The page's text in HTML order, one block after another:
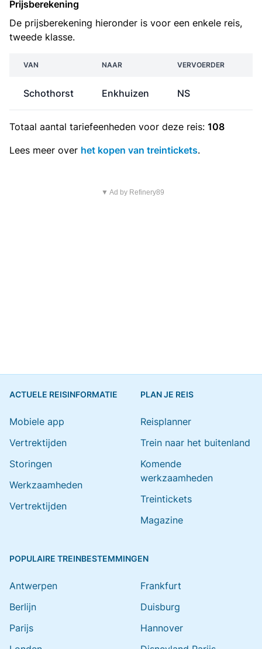
Prijsberekening
De prijsberekening hieronder is voor een enkele reis,
tweede klasse.
VAN NAAR VERVOERDER
Schothorst Enkhuizen NS
Totaal aantal tariefeenheden voor deze reis: 108
Lees meer over het kopen van treintickets.
▼ Ad by Refinery89
ACTUELE REISINFORMATIE
Mobiele app
Vertrektijden
Storingen
Werkzaamheden
Vertrektijden
PLAN JE REIS
Reisplanner
Trein naar het buitenland
Komende
werkzaamheden
Treintickets
Magazine
POPULAIRE TREINBESTEMMINGEN
Antwerpen
Berlijn
Parijs
Frankfurt
Duisburg
Hannover